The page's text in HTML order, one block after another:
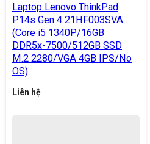
Laptop Lenovo ThinkPad
P14s Gen 4 21HF003SVA
(Core i5 1340P/16GB
DDR5x-7500/512GB SSD
M.2 2280/VGA 4GB IPS/No
OS)
Liên hệ